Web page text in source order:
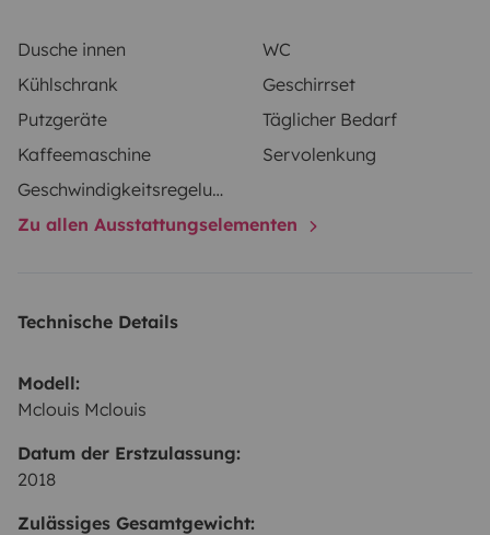
Dusche innen
WC
Kühlschrank
Geschirrset
Putzgeräte
Täglicher Bedarf
Kaffeemaschine
Servolenkung
Geschwindigkeitsregelung
Zu allen Ausstattungselementen
Technische Details
Modell:
Mclouis Mclouis
Datum der Erstzulassung:
2018
Zulässiges Gesamtgewicht: